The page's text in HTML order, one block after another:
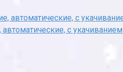
с укачиванием